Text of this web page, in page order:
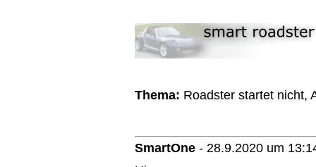
Thema: Roadster startet nicht,
SmartOne - 28.9.2020 um